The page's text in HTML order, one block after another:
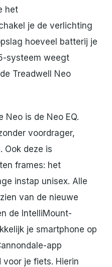
het
je de verlichting
hoeveel batterij je
systeem weegt
Treadwell Neo
Neo is de Neo EQ.
voordrager,
Ook deze is
frames: het
instap unisex. Alle
van de nieuwe
de IntelliMount-
je smartphone op
app
je fiets. Hierin